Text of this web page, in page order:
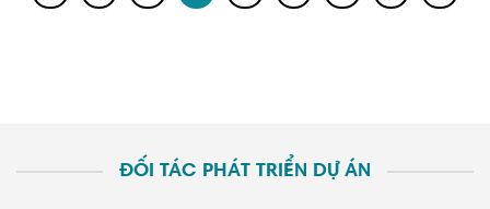
ĐỐI TÁC PHÁT TRIỂN DỰ ÁN